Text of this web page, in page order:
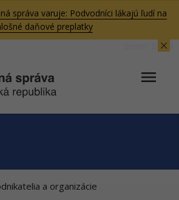
správa varuje: Podvodníci lákajú ľudí na
daňové preplatky
Server BB04
a organizácie